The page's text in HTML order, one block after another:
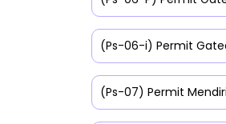
(Ps-06-i) Permit
(Ps-07) Permit